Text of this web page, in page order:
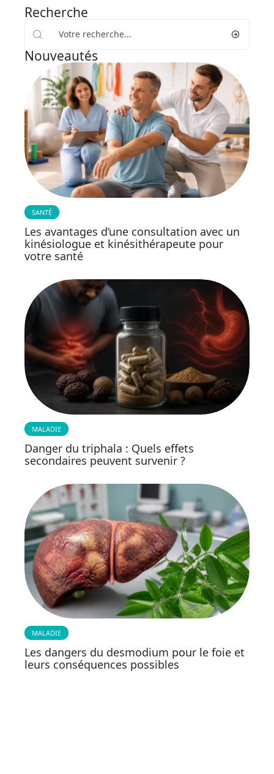
Recherche
Nouveautés
SANTÉ
Les avantages d’une consultation avec un
kinésiologue et kinésithérapeute pour
votre santé
MALADIE
Danger du triphala : Quels effets
secondaires peuvent survenir ?
MALADIE
Les dangers du desmodium pour le foie et
leurs conséquences possibles